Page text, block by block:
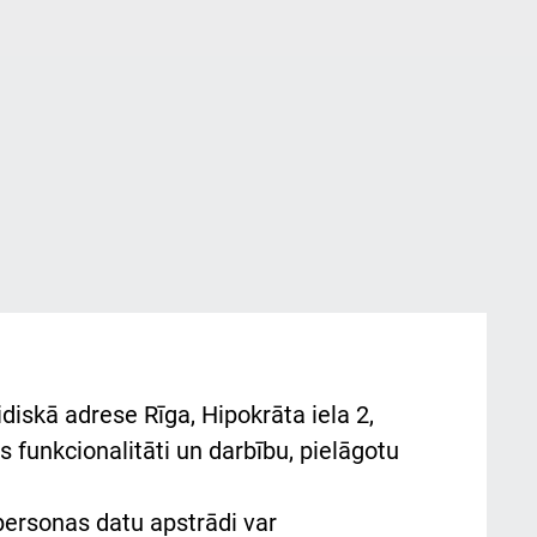
adrese Rīga, Hipokrāta iela 2,
funkcionalitāti un darbību, pielāgotu
datu apstrādi var